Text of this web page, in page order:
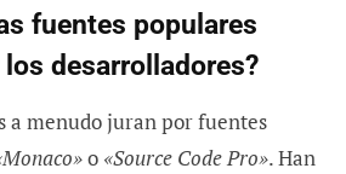
fuentes populares
desarrolladores?
a menudo juran por fuentes
o «Source Code Pro». Han